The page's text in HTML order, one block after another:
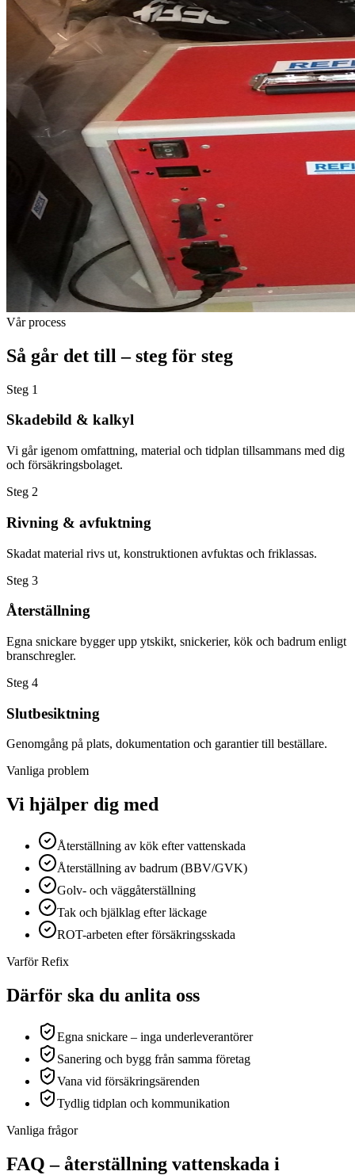
Vår process
Så går det till – steg för steg
Steg 1
Skadebild & kalkyl
Vi går igenom omfattning, material och tidplan tillsammans med dig
och försäkringsbolaget.
Steg 2
Rivning & avfuktning
Skadat material rivs ut, konstruktionen avfuktas och friklassas.
Steg 3
Återställning
Egna snickare bygger upp ytskikt, snickerier, kök och badrum enligt
branschregler.
Steg 4
Slutbesiktning
Genomgång på plats, dokumentation och garantier till beställare.
Vanliga problem
Vi hjälper dig med
Återställning av kök efter vattenskada
Återställning av badrum (BBV/GVK)
Golv- och väggåterställning
Tak och bjälklag efter läckage
ROT-arbeten efter försäkringsskada
Varför Refix
Därför ska du anlita oss
Egna snickare – inga underleverantörer
Sanering och bygg från samma företag
Vana vid försäkringsärenden
Tydlig tidplan och kommunikation
Vanliga frågor
FAQ –återställning vattenskada i